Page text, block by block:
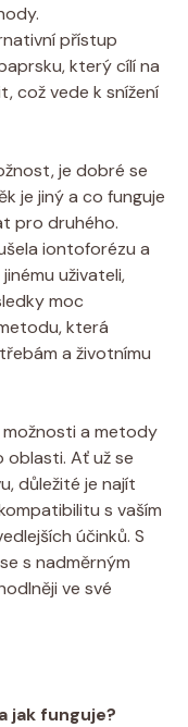
‌přístup
který cílí na
což vede k snížení
je dobré se
je jiný ​a co funguje
pro druhého.
iontoforézu ⁣a
uživateli,
moc
která
‌a životnímu
a metody‍
Ať už se‌
důležité je najít
s vaším
účinků. S
s nadměrným
ve ​své
⁣jak​ funguje?